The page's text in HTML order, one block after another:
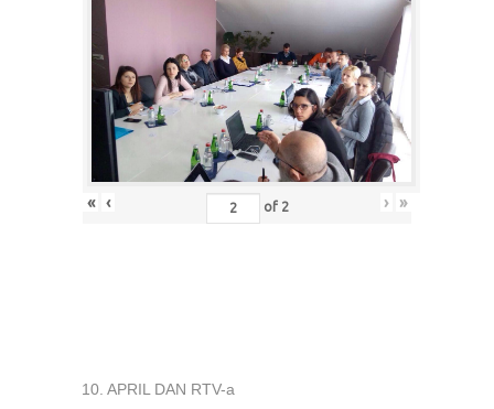
« ‹ of 2 › »
10. APRIL DAN RTV-a